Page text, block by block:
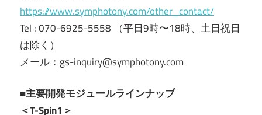
https://www.symphotony.com/other_contact/
Tel : 070-6925-5558 （平日9時〜18時、土日祝日
は除く）
メール：gs-inquiry@symphotony.com
■主要開発モジュールラインナップ
＜T-Spin1＞